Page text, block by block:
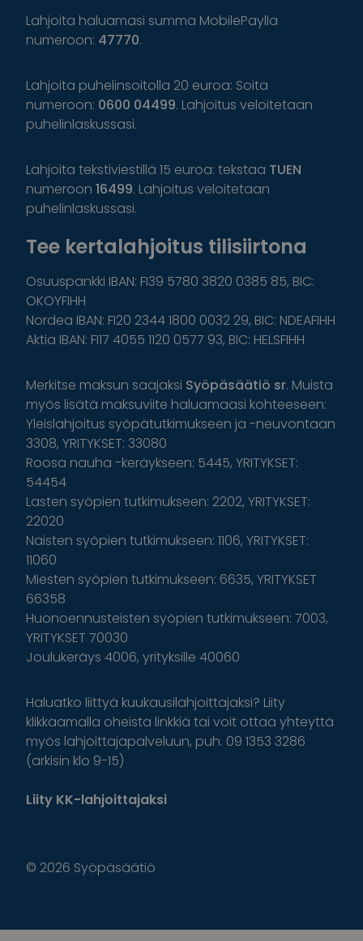
Lahjoita haluamasi summa MobilePaylla
numeroon: 47770.
Lahjoita puhelinsoitolla 20 euroa: Soita
numeroon: 0600 04499. Lahjoitus veloitetaan
puhelinlaskussasi.
Lahjoita tekstiviestillä 15 euroa: tekstaa TUEN
numeroon 16499. Lahjoitus veloitetaan
puhelinlaskussasi.
Tee kertalahjoitus tilisiirtona
Osuuspankki IBAN: FI39 5780 3820 0385 85, BIC:
OKOYFIHH
Nordea IBAN: FI20 2344 1800 0032 29, BIC: NDEAFIHH
Aktia IBAN: FI17 4055 1120 0577 93, BIC: HELSFIHH
Merkitse maksun saajaksi Syöpäsäätiö sr. Muista
myös lisätä maksuviite haluamaasi kohteeseen:
Yleislahjoitus syöpätutkimukseen ja -neuvontaan
3308, YRITYKSET: 33080
Roosa nauha -keräykseen: 5445, YRITYKSET:
54454
Lasten syöpien tutkimukseen: 2202, YRITYKSET:
22020
Naisten syöpien tutkimukseen: 1106, YRITYKSET:
11060
Miesten syöpien tutkimukseen: 6635, YRITYKSET
66358
Huonoennusteisten syöpien tutkimukseen: 7003,
YRITYKSET 70030
Joulukeräys 4006, yrityksille 40060
Haluatko liittyä kuukausilahjoittajaksi? Liity
klikkaamalla oheista linkkiä tai voit ottaa yhteyttä
myös lahjoittajapalveluun, puh. 09 1353 3286
(arkisin klo 9-15)
Liity KK-lahjoittajaksi
© 2026 Syöpäsäätiö